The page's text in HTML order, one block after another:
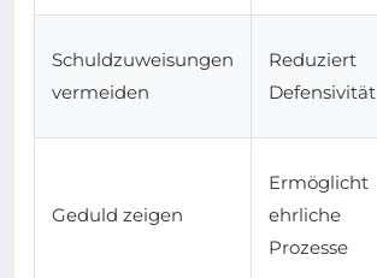
Schuldzuweisungen
vermeiden
Reduziert
Defensivität
Geduld zeigen
Ermöglicht
ehrliche
Prozesse